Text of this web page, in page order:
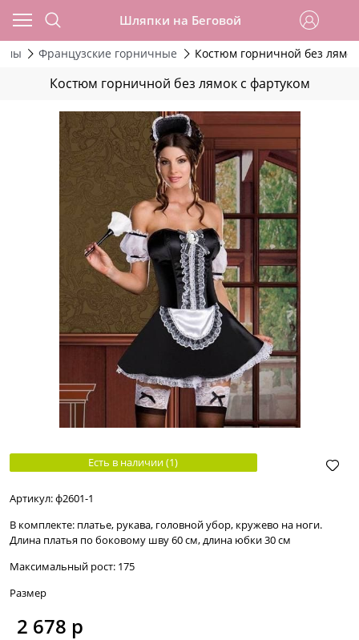
Шляпки на Беговой
Французские горничные Костюм горничной без
Костюм горничной без лямок с фартуком
Есть в наличии (1)
Артикул:ф2601-1
В комплекте: платье, рукава, головной убор, кружево на ноги.
Длина платья по боковому шву 60 см, длина юбки 30 см
Максимальный рост: 175
Размер
2 678 р